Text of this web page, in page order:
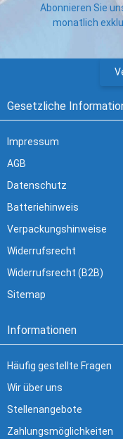
Abonnieren Sie
monatlich
Gesetzliche
Impressum
AGB
Datenschutz
Batteriehinweis
Verpackungshinweise
Widerrufsrecht
Widerrufsrecht (B2B)
Sitemap
Informationen
Häufig gestellte Fragen
Wir über uns
Stellenangebote
Zahlungsmöglichkeiten